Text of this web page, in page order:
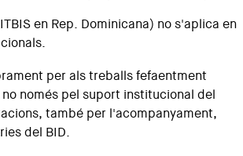
en Rep. Dominicana) no s'aplica en
per als treballs fefaentment
només pel suport institucional del
també per l'acompanyament,
del BID.